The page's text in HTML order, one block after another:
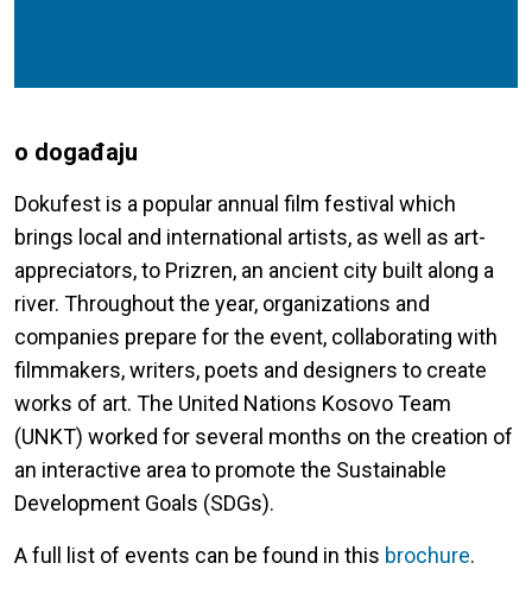
o događaju
Dokufest is a popular annual film festival which
brings local and international artists, as well as art-
appreciators, to Prizren, an ancient city built along a
river. Throughout the year, organizations and
companies prepare for the event, collaborating with
filmmakers, writers, poets and designers to create
works of art. The United Nations Kosovo Team
(UNKT) worked for several months on the creation of
an interactive area to promote the Sustainable
Development Goals (SDGs).
A full list of events can be found in this brochure.